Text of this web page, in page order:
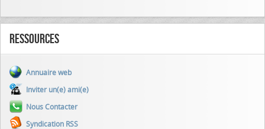
Ressources
Annuaire web
Inviter un(e) ami(e)
Nous Contacter
Syndication RSS